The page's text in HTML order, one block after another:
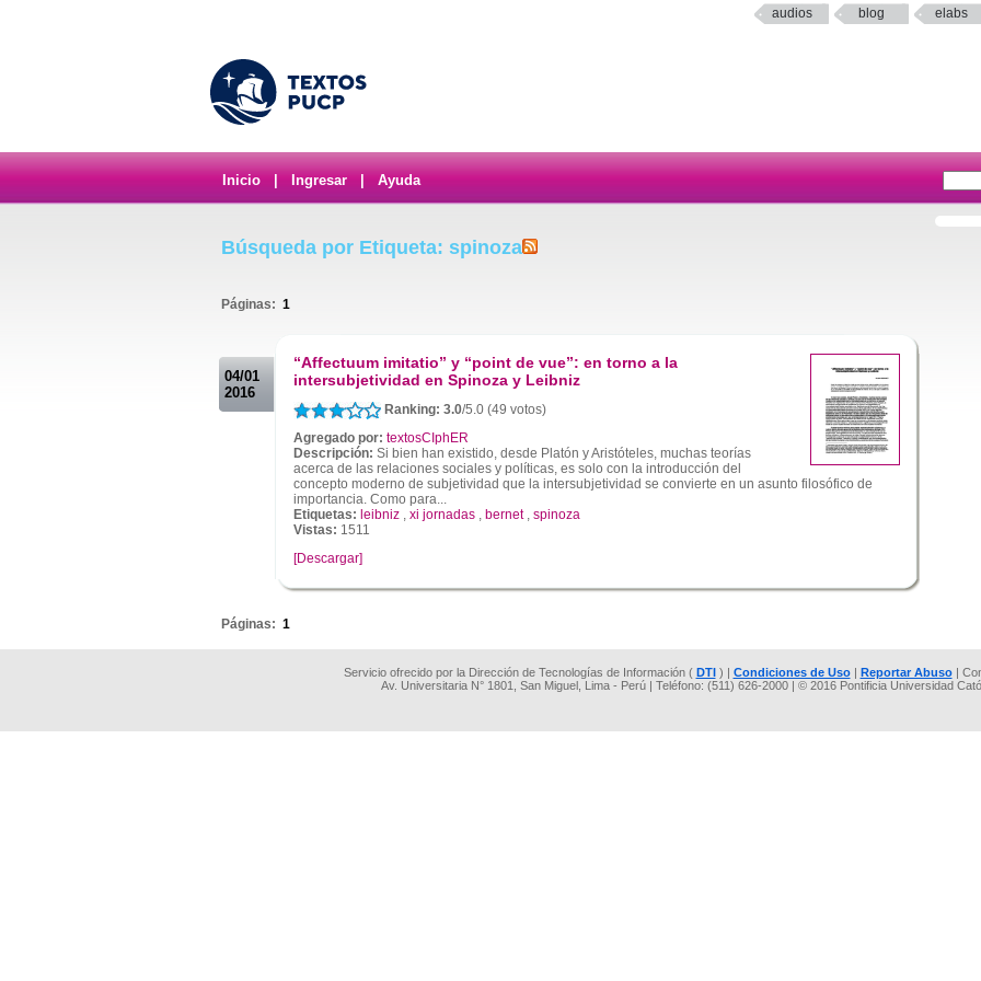
audios blog elabs
Inicio Ingresar Ayuda
Búsqueda por Etiqueta: spinoza
Páginas: 1
04/01
2016
“Affectuum imitatio” y “point de vue”: en torno a la
intersubjetividad en Spinoza y Leibniz
Ranking: 3.0/5.0 (49 votos)
Agregado por: textosCIphER
Descripción: Si bien han existido, desde Platón y Aristóteles, muchas teorías
acerca de las relaciones sociales y políticas, es solo con la introducción del
concepto moderno de subjetividad que la intersubjetividad se convierte en un asunto filosófico de
importancia. Como para...
Etiquetas: leibniz , xi jornadas , bernet, spinoza
Vistas: 1511
[Descargar]
Páginas: 1
Servicio ofrecido por la Dirección de Tecnologías de Información ( DTI) | Condiciones de Uso| Reportar Abuso|
Av. Universitaria N° 1801, San Miguel, Lima - Perú | Teléfono: (511) 626-2000 | © 2016 Pontificia Universidad